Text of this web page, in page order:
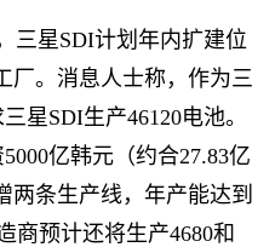
三星SDI计划年内扩建位
厂。消息人士称，作为三
星SDI生产46120电池。
亿韩元（约合27.83亿
两条生产线，年产能达到
商预计还将生产4680和